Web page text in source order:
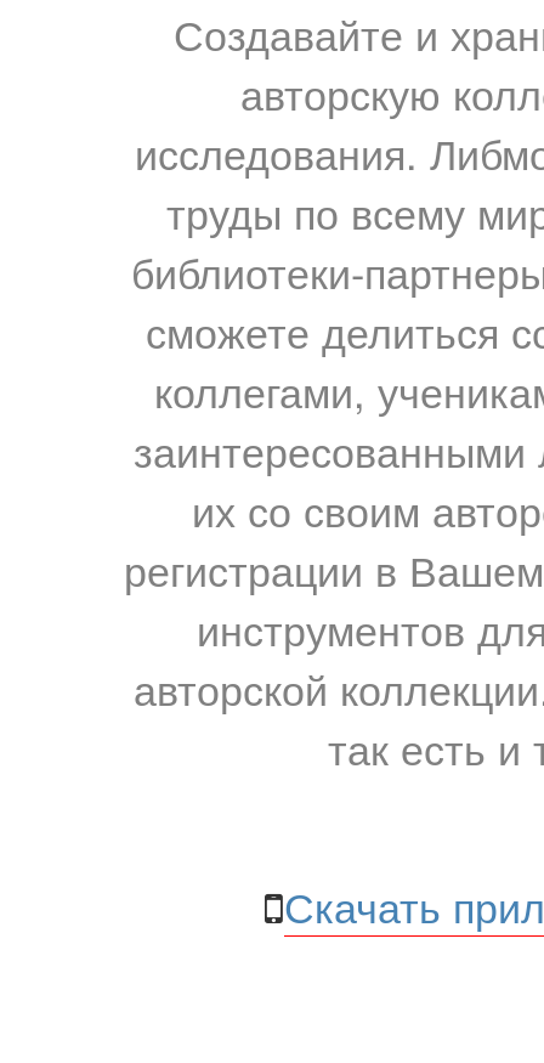
Создавайте и
авторскую
исследования.
труды по всему
библиотеки-
сможете делиться
коллегами,
их со своим
регистрации в
инструментов
авторской
так есть и
Скачать